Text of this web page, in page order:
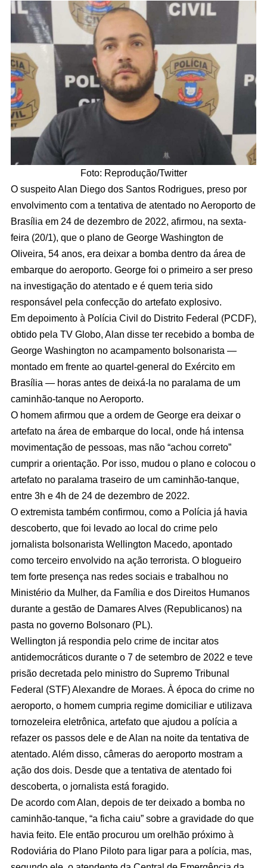
Foto: Reprodução/Twitter
O suspeito Alan Diego dos Santos Rodrigues, preso por
envolvimento com a tentativa de atentado no Aeroporto de
Brasília em 24 de dezembro de 2022, afirmou, na sexta-
feira (20/1), que o plano de George Washington de
Oliveira, 54 anos, era deixar a bomba dentro da área de
embarque do aeroporto. George foi o primeiro a ser preso
na investigação do atentado e é quem teria sido
responsável pela confecção do artefato explosivo.
Em depoimento à Polícia Civil do Distrito Federal (PCDF),
obtido pela TV Globo, Alan disse ter recebido a bomba de
George Washington no acampamento bolsonarista —
montado em frente ao quartel-general do Exército em
Brasília — horas antes de deixá-la no paralama de um
caminhão-tanque no Aeroporto.
O homem afirmou que a ordem de George era deixar o
artefato na área de embarque do local, onde há intensa
movimentação de pessoas, mas não “achou correto”
cumprir a orientação. Por isso, mudou o plano e colocou o
artefato no paralama traseiro de um caminhão-tanque,
entre 3h e 4h de 24 de dezembro de 2022.
O extremista também confirmou, como a Polícia já havia
descoberto, que foi levado ao local do crime pelo
jornalista bolsonarista Wellington Macedo, apontado
como terceiro envolvido na ação terrorista. O blogueiro
tem forte presença nas redes sociais e trabalhou no
Ministério da Mulher, da Família e dos Direitos Humanos
durante a gestão de Damares Alves (Republicanos) na
pasta no governo Bolsonaro (PL).
Wellington já respondia pelo crime de incitar atos
antidemocráticos durante o 7 de setembro de 2022 e teve
prisão decretada pelo ministro do Supremo Tribunal
Federal (STF) Alexandre de Moraes. À época do crime no
aeroporto, o homem cumpria regime domiciliar e utilizava
tornozeleira eletrônica, artefato que ajudou a polícia a
refazer os passos dele e de Alan na noite da tentativa de
atentado. Além disso, câmeras do aeroporto mostram a
ação dos dois. Desde que a tentativa de atentado foi
descoberta, o jornalista está foragido.
De acordo com Alan, depois de ter deixado a bomba no
caminhão-tanque, “a ficha caiu” sobre a gravidade do que
havia feito. Ele então procurou um orelhão próximo à
Rodoviária do Plano Piloto para ligar para a polícia, mas,